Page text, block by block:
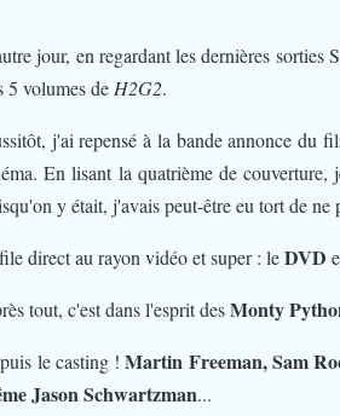
jour, en regardant les dernières
5 volumes de H2G2.
j'ai repensé à la bande annonce du
En lisant la quatrième de
y était, j'avais peut-être eu tort de ne
direct au rayon vidéo et super : leDVD
tout, c'est dans l'esprit desMonty
le casting !Martin Freeman, Sam
Jason Schwartzman...